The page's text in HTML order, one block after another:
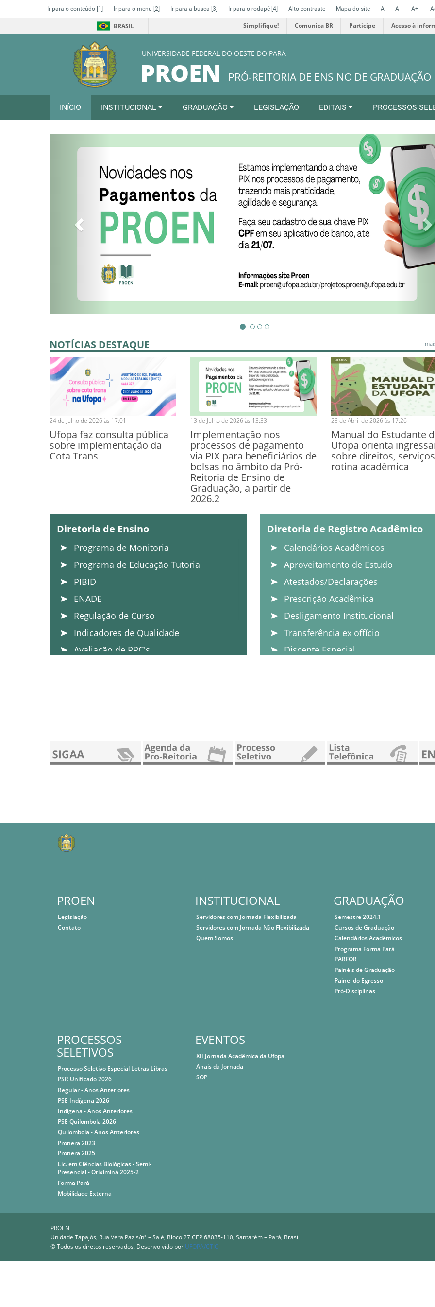
Ir para o conteúdo [1] Ir para o menu [2] Ir para a busca [3] Ir para o rodapé [4] Alto contraste Mapa do site A A- A+
BRASIL Simplifique! Comunica BR Participe Acesso à
UNIVERSIDADE FEDERAL DO OESTE DO PARÁ
PROEN PRÓ-REITORIA DE ENSINO DE GRADUAÇÃO
INÍCIO INSTITUCIONAL GRADUAÇÃO LEGISLAÇÃO EDITAIS PROCESSOS
NOTÍCIAS DESTAQUE
24 de Julho de 2026 às 17:01
Ufopa faz consulta pública
sobre implementação da
Cota Trans
13 de Julho de 2026 às 13:33
Implementação nos
processos de pagamento
via PIX para beneficiários de
bolsas no âmbito da Pró-
Reitoria de Ensino de
Graduação, a partir de
2026.2
23 de Abril de 2026 às 17:26
Manual do Estudante
Ufopa orienta
sobre direitos,
rotina acadêmica
Diretoria de Ensino
Programa de Monitoria
Programa de Educação Tutorial
PIBID
ENADE
Regulação de Curso
Indicadores de Qualidade
Avaliação de PPC's
Diretoria de Registro Acadêmico
Calendários Acadêmicos
Aproveitamento de Estudo
Atestados/Declarações
Prescrição Acadêmica
Desligamento Institucional
Transferência ex offício
Discente Especial
PROEN
Legislação
Contato
INSTITUCIONAL
Servidores com Jornada Flexibilizada
Servidores com Jornada Não Flexibilizada
Quem Somos
GRADUAÇÃO
Semestre 2024.1
Cursos de Graduação
Calendários Acadêmicos
Programa Forma Pará
PARFOR
Painéis de Graduação
Painel do Egresso
Pró-Disciplinas
PROCESSOS
SELETIVOS
Processo Seletivo Especial Letras Libras
PSR Unificado 2026
Regular - Anos Anteriores
PSE Indígena 2026
Indígena - Anos Anteriores
PSE Quilombola 2026
Quilombola - Anos Anteriores
Pronera 2023
Pronera 2025
Lic. em Ciências Biológicas - Semi-
Presencial - Oriximiná 2025-2
Forma Pará
Mobilidade Externa
EVENTOS
XII Jornada Acadêmica da Ufopa
Anais da Jornada
SOP
PROEN
Unidade Tapajós, Rua Vera Paz s/nº – Salé, Bloco 27 CEP 68035-110, Santarém – Pará, Brasil
© Todos os diretos reservados. Desenvolvido por UFOPA/CTIC